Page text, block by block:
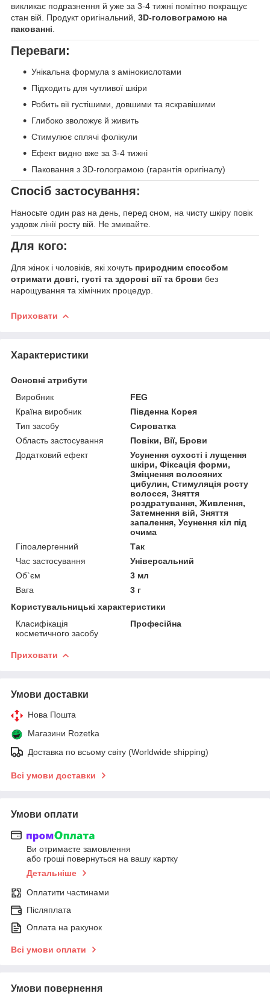
викликає подразнення й уже за 3-4 тижні помітно покращує
стан вій. Продукт оригінальний, 3D-головограмою на
пакованні
Переваги:
Унікальна формула з амінокислотами
Підходить для чутливої шкіри
Робить вії густішими, довшими та яскравішими
Глибоко зволожує й живить
Стимулює сплячі фолікули
Ефект видно вже за 3-4 тижні
Паковання з 3D-голограмою (гарантія оригіналу)
Спосіб застосування:
Наносьте один раз на день, перед сном, на чисту шкіру повік
уздовж лінії росту вій. Не змивайте.
Для кого:
Для жінок і чоловіків, які хочуть природним способом
отримати довгі, густі та здорові вії та брови без
нарощування та хімічних процедур.
Приховати
Характеристики
Основні атрибути
Виробник
FEG
Країна виробник
Південна Корея
Тип засобу
Сироватка
Область застосування
Повіки, Вії, Брови
Додатковий ефект
Усунення сухості і лущення
шкіри, Фіксація форми,
Зміцнення волосяних
цибулин, Стимуляція росту
волосся, Зняття
роздратування, Живлення,
Затемнення вій, Зняття
запалення, Усунення кіл під
очима
Гіпоалергенний
Так
Час застосування
Універсальний
Об`єм
3 мл
Вага
3 г
Користувальницькі характеристики
Класифікація
косметичного засобу
Професійна
Приховати
Умови доставки
Нова Пошта
Магазини Rozetka
Доставка по всьому світу (Worldwide shipping)
Всі умови доставки
Умови оплати
Ви отримаєте замовлення
або гроші повернуться на вашу картку
Детальніше
Оплатити частинами
Післяплата
Оплата на рахунок
Всі умови оплати
Умови повернення